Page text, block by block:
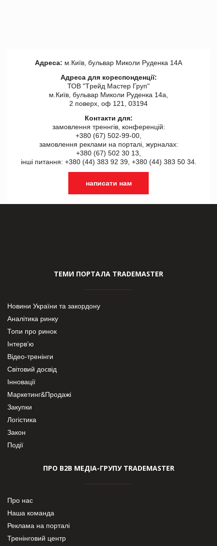
Адреса: м.Київ, бульвар Миколи Руденка 14А
Адреса для кореспонденції:
ТОВ "Tрейд Мастер Груп"
м.Київ, бульвар Миколи Руденка 14а,
2 поверх, оф 121, 03194
Контакти для:
замовлення треннгів, конференцій:
+380 (67) 502-99-00,
замовлення реклами на порталі, журналах:
+380 (67) 502 30 13,
інші питання: +380 (44) 383 92 39, +380 (44) 383 50 34.
написати нам
ТЕМИ ПОРТАЛА TRADEMASTER
Новини України та закордону
Аналітика ринку
Топи про ринок
Інтерв’ю
Відео-тренінги
Світовий досвід
Інновації
Маркетинг&Продажі
Закупки
Логістика
Закон
Події
ПРО В2В МЕДІА-ГРУПУ TRADEMASTER
Про нас
Наша команда
Реклама на порталі
Тренінговий центр